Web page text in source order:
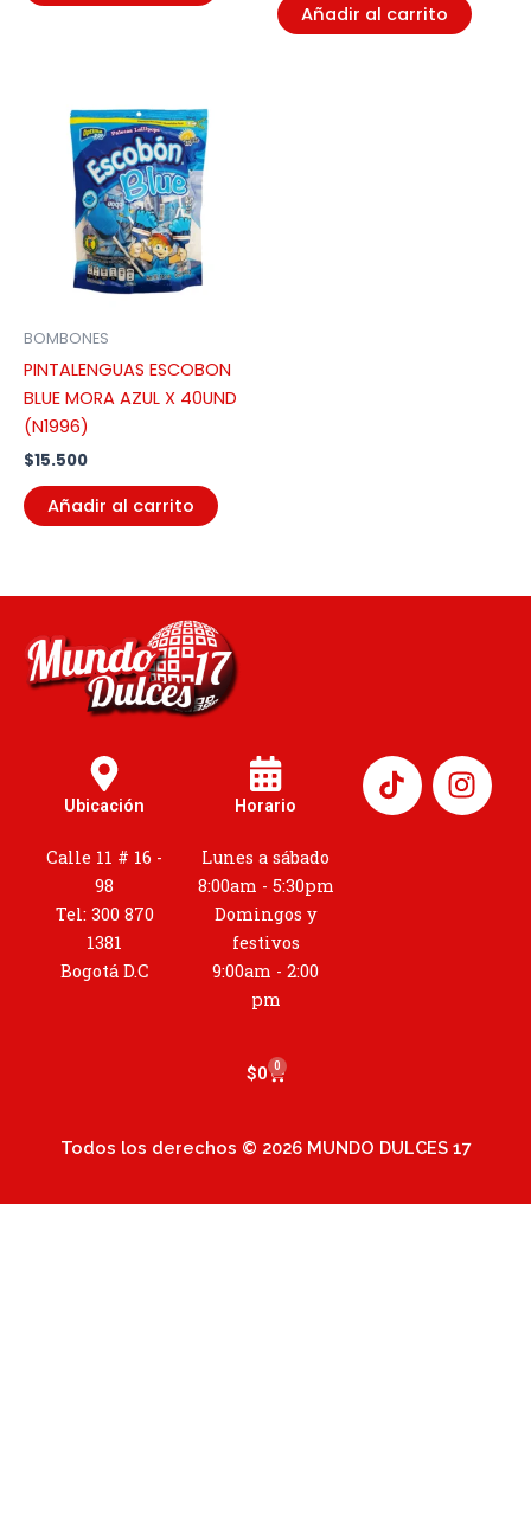
Añadir al carrito
BOMBONES
PINTALENGUAS ESCOBON
BLUE MORA AZUL X 40UND
(N1996)
$15.500
Añadir al carrito
Ubicación
Calle 11 # 16 -
98
Tel: 300 870
1381
Bogotá D.C
Horario
Lunes a sábado
8:00am - 5:30pm
Domingos y
festivos
9:00am - 2:00
pm
I
n
s
$0 0
Cart
Todos los derechos © 2026 MUNDO DULCES 17